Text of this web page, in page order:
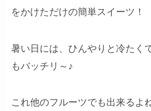
をかけただけの簡単スイーツ！
暑い日には、ひんやりと冷たく
もバッチリ～♪
これ他のフルーツでも出来るよ